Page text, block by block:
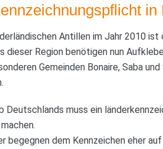
in
Antillen im Jahr 2010 ist
dieser Region benötigen nun
Gemeinden Bonaire, Saba
Deutschlands muss ein
begegnen dem Kennzeichen eher